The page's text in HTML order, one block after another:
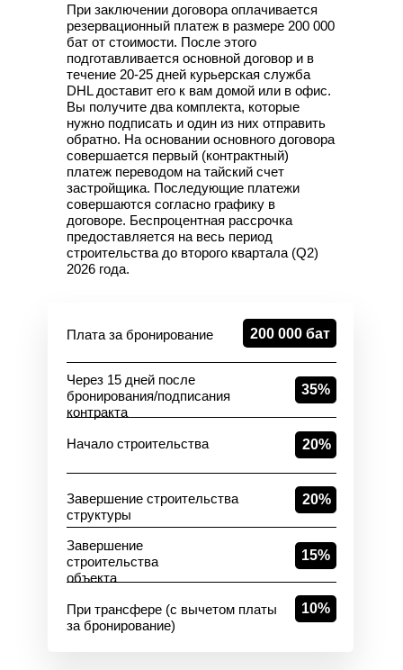
При заключении договора оплачивается
резервационный платеж в размере 200 000
бат от стоимости. После этого
подготавливается основной договор и в
течение 20-25 дней курьерская служба
DHL доставит его к вам домой или в офис.
Вы получите два комплекта, которые
нужно подписать и один из них отправить
обратно. На основании основного договора
совершается первый (контрактный)
платеж переводом на тайский счет
застройщика. Последующие платежи
совершаются согласно графику в
договоре. Беспроцентная рассрочка
предоставляется на весь период
строительства до второго квартала (Q2)
2026 года.
200 000 бат
Плата за бронирование
Через 15 дней после
бронирования/подписания
контракта
35%
Начало строительства
Завершение строительства
структуры
Завершение
строительства
объекта
При трансфере (с вычетом платы
за бронирование)
20%
20%
15%
10%